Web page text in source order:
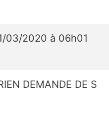
03/2020 à 06h01
DEMANDE DE S